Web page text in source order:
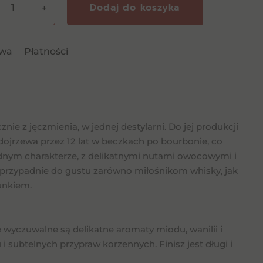
+ Dodaj do koszyka
Płatności
z jęczmienia, w jednej destylarni. Do jej produkcji
przez 12 lat w beczkach po bourbonie, co
charakterze, z delikatnymi nutami owocowymi i
do gustu zarówno miłośnikom whisky, jak
są delikatne aromaty miodu, wanilii i
przypraw korzennych. Finisz jest długi i